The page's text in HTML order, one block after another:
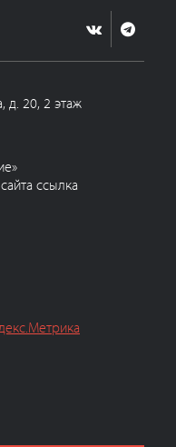
д. 20, 2 этаж
ссылка